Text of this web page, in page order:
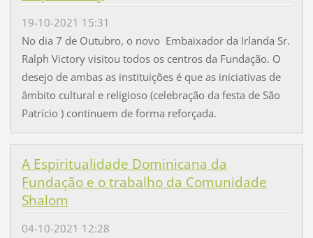
19-10-2021 15:31
No dia 7 de Outubro, o novo Embaixador da Irlanda Sr.
Ralph Victory visitou todos os centros da Fundação. O
desejo de ambas as instituições é que as iniciativas de
âmbito cultural e religioso (celebração da festa de São
Patrício ) continuem de forma reforçada.
A Espiritualidade Dominicana da
Fundação e o trabalho da Comunidade
Shalom
04-10-2021 12:28